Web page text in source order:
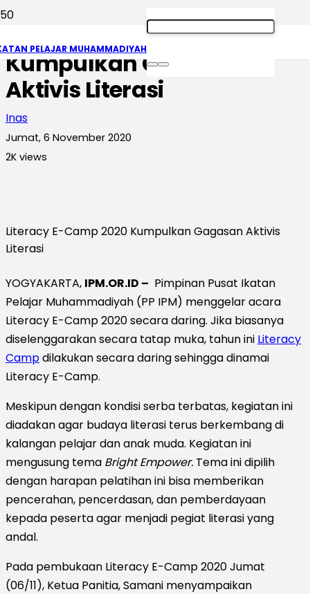
PELAJAR MUHAMMADIYAH
Literacy E-Camp 2020
Kumpulkan Gagasan
Aktivis Literasi
Inas
Jumat, 6 November 2020
2K views
Literacy E-Camp 2020 Kumpulkan Gagasan Aktivis
Literasi
YOGYAKARTA, IPM.OR.ID – Pimpinan Pusat Ikatan
Pelajar Muhammadiyah (PP IPM) menggelar acara
Literacy E-Camp 2020 secara daring. Jika biasanya
diselenggarakan secara tatap muka, tahun ini Literacy
Campdilakukan secara daring sehingga dinamai
Literacy E-Camp.
Meskipun dengan kondisi serba terbatas, kegiatan ini
diadakan agar budaya literasi terus berkembang di
kalangan pelajar dan anak muda. Kegiatan ini
mengusung tema Bright Empower. Tema ini dipilih
dengan harapan pelatihan ini bisa memberikan
pencerahan, pencerdasan, dan pemberdayaan
kepada peserta agar menjadi pegiat literasi yang
andal.
Pada pembukaan Literacy E-Camp 2020 Jumat
(06/11), Ketua Panitia, Samani menyampaikan